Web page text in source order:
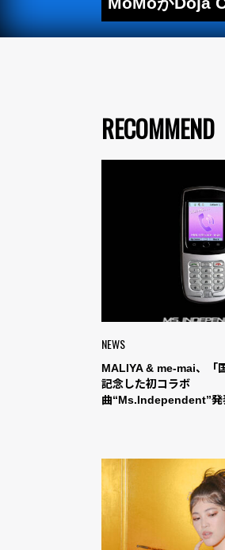
RECOMMEND
NEWS
MALIYA & me-mai、「
記念した初コラボ
曲“Ms.Independent”発